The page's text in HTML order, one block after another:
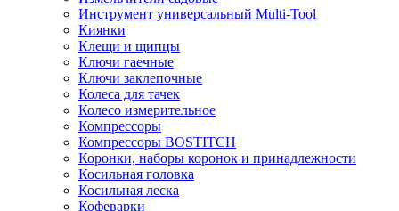
Инструмент универсальный Multi-Tool
Киянки
Клещи и щипцы
Ключи гаечные
Ключи заклепочные
Колеса для тачек
Колесо измерительное
Компрессоры
Компрессоры BOSTITCH
Коронки, наборы коронок и принадлежности
Косильная головка
Косильная леска
Кофеварки